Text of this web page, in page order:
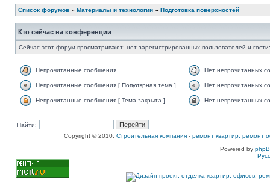
Список форумов » Материалы и технологии » Подготовка поверхностей
Кто сейчас на конференции
Сейчас этот форум просматривают: нет зарегистрированных пользователей и
Непрочитанные сообщения Нет непрочитанных
Непрочитанные сообщения [ Популярная тема ] Нет непрочитанных
Непрочитанные сообщения [ Тема закрыта ] Нет непрочитанных
Найти:
Copyright © 2010, Строительная компания - ремонт квартир, ремонт
Powered by